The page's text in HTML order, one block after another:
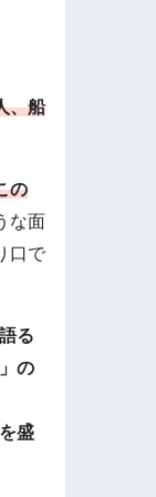
、船
の
な面
口で
る
の
盛